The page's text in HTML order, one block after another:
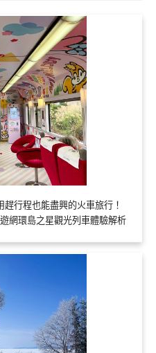
行程也能盡興的火車旅行！
網環島之星觀光列車體驗解析